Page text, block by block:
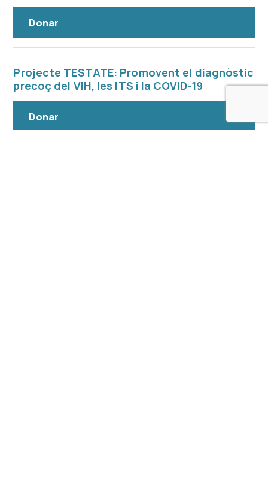
Donar
Projecte TESTATE: Promovent el diagnòstic
precoç del VIH, les ITS i la COVID-19
Donar